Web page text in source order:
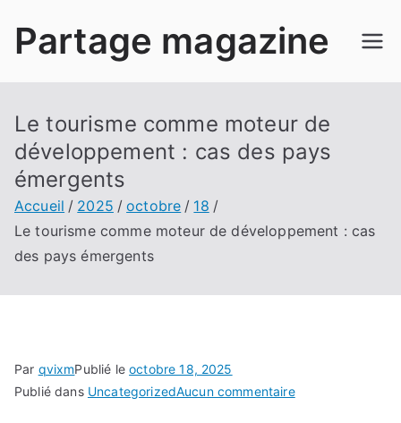
Partage magazine
Le tourisme comme moteur de
développement : cas des pays
émergents
Accueil 2025 octobre
18
Le tourisme comme moteur de développement : cas
des pays émergents
Par qvixmPublié leoctobre 18, 2025
Publié dans UncategorizedAucun commentairesur